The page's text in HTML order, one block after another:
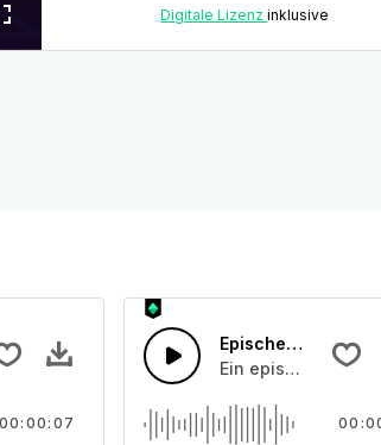
Digitale Lizenzinklusive
Impuls, der einen digitalen Defekt
00:00:07
Epischer Sci-Fi-
Ein episches Sci-